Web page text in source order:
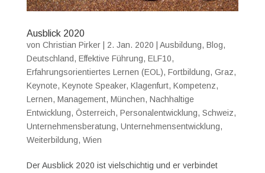
Ausblick 2020
von Christian Pirker| 2. Jan. 2020 Ausbildung, Blog,
Deutschland, Effektive Führung, ELF10,
Erfahrungsorientiertes Lernen (EOL), Fortbildung, Graz,
Keynote, Keynote Speaker, Klagenfurt, Kompetenz,
Lernen, Management, München, Nachhaltige
Entwicklung, Österreich, Personalentwicklung, Schweiz,
Unternehmensberatung, Unternehmensentwicklung,
Weiterbildung, Wien
Der Ausblick 2020 ist vielschichtig und er verbindet